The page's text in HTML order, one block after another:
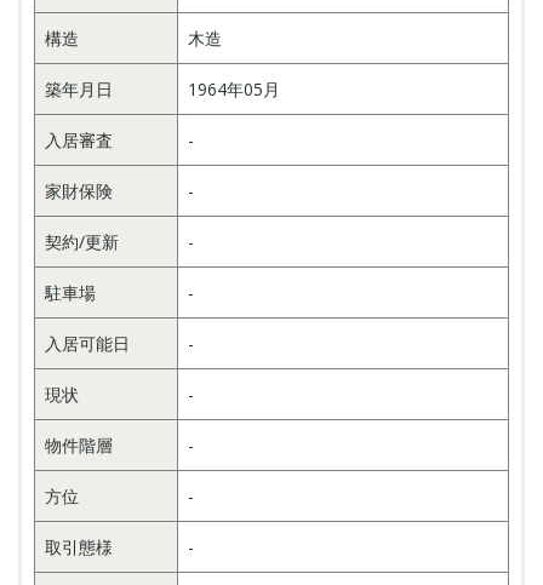
構造 木造
築年月日 1964年05月
入居審査 -
家財保険 -
契約/更新 -
駐車場 -
入居可能日 -
現状 -
物件階層 -
方位 -
取引態様 -